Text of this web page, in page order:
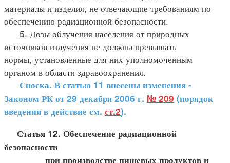
материалы и изделия, не отвечающие требованиям по
обеспечению радиационной безопасности.
5. Дозы облучения населения от природных
источников излучения не должны превышать
нормы, установленные для них уполномоченным
органом в области здравоохранения.
Сноска. В статью 11 внесены изменения -
Законом РК от 29 декабря 2006 г. № 209 (порядок
введения в действие см. ст.2).
Статья 12. Обеспечение радиационной
безопасности
при производстве пищевых продуктов и